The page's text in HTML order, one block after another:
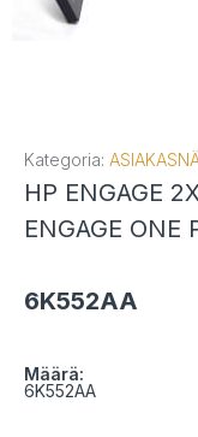
Kategoria:
HP ENGAGE
ENGAGE ONE
6K552AA
Määrä:
6K552AA